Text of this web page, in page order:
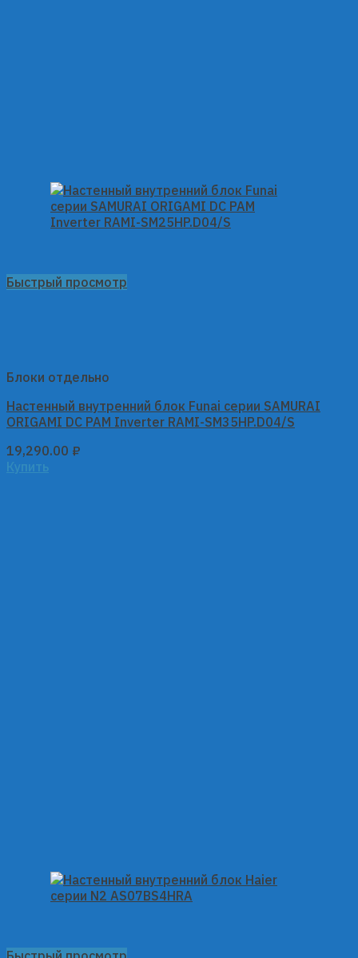
Быстрый просмотр
Блоки отдельно
Настенный внутренний блок Funai серии SAMURAI
ORIGAMI DC PAM Inverter RAMI-SM35HP.D04/S
19,290.00 ₽
Купить